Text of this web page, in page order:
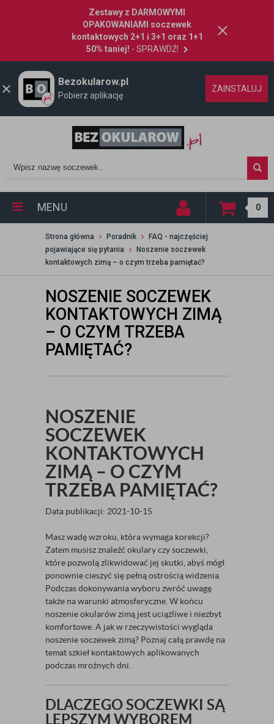
Zestawy z DARMOWYMI
OPAKOWANIAMI soczewek
kontaktowych 2+1 i 3+1 oraz 1+1
50% taniej! - SPRAWDŹ!
Bezokularow.pl
Pobierz aplikację
ZAINSTALUJ
MENU 0
Strona główna Poradnik
FAQ - najczęściej
pojawiające się pytania
Noszenie soczewek
kontaktowych zimą – o czym trzeba pamiętać?
NOSZENIE SOCZEWEK
KONTAKTOWYCH ZIMĄ
– O CZYM TRZEBA
PAMIĘTAĆ?
NOSZENIE
SOCZEWEK
KONTAKTOWYCH
ZIMĄ – O CZYM
TRZEBA PAMIĘTAĆ?
Data publikacji: 2021-10-15
Masz wadę wzroku, która wymaga korekcji?
Zatem musisz znaleźć okulary czy soczewki,
które pozwolą zlikwidować jej skutki, abyś mógł
ponownie cieszyć się pełną ostrością widzenia.
Podczas dokonywania wyboru zwróć uwagę
także na warunki atmosferyczne. W końcu
noszenie okularów zimą jest uciążliwe i niezbyt
komfortowe. A jak w rzeczywistości wygląda
noszenie soczewek zimą? Poznaj całą prawdę na
temat szkieł kontaktowych aplikowanych
podczas mroźnych dni.
DLACZEGO SOCZEWKI SĄ
LEPSZYM WYBOREM